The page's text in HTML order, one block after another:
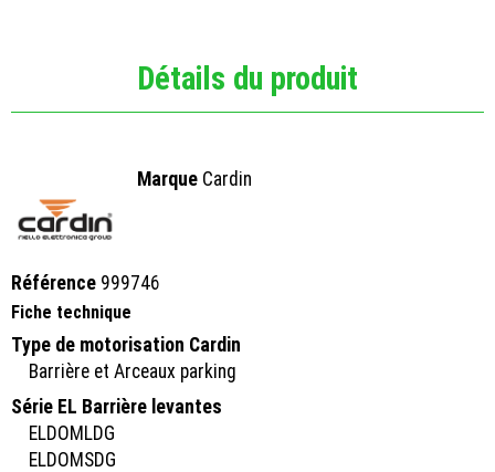
Détails du produit
Marque Cardin
Référence 999746
Fiche technique
Type de motorisation Cardin
Barrière et Arceaux parking
Série EL Barrière levantes
ELDOMLDG
ELDOMSDG